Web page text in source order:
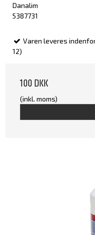
Danalim
5387731
Varen leveres
12)
100 DKK
(inkl. moms)